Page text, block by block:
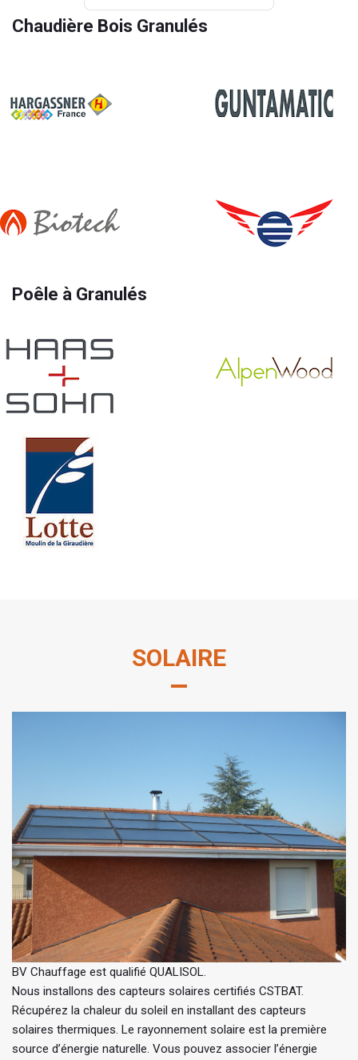
Chaudière Bois Granulés
Poêle à Granulés
SOLAIRE
BV Chauffage est qualifié QUALISOL.
Nous installons des capteurs solaires certifiés CSTBAT.
Récupérez la chaleur du soleil en installant des capteurs
solaires thermiques. Le rayonnement solaire est la première
source d’énergie naturelle. Vous pouvez associer l’énergie